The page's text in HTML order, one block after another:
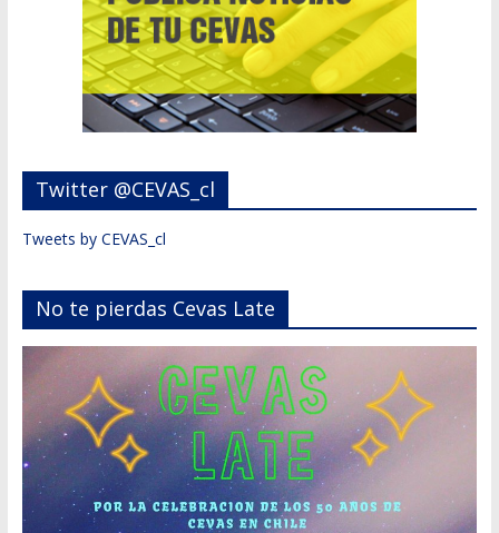
Twitter @CEVAS_cl
Tweets by CEVAS_cl
No te pierdas Cevas Late